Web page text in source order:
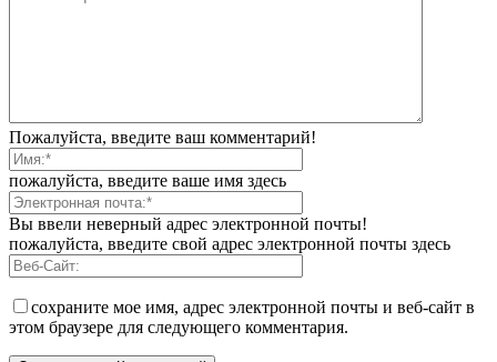
Пожалуйста, введите ваш комментарий!
пожалуйста, введите ваше имя здесь
Вы ввели неверный адрес электронной почты!
пожалуйста, введите свой адрес электронной почты здесь
сохраните мое имя, адрес электронной почты и веб-сайт в
этом браузере для следующего комментария.